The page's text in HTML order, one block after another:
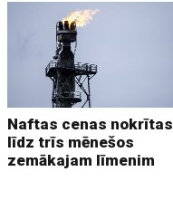
Naftas cenas nokrītas
līdz trīs mēnešos
zemākajam līmenim